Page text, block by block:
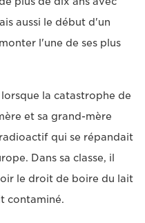
aussi le début d'un
l'une de ses plus
la catastrophe de
et sa grand-mère
qui se répandait
Dans sa classe, il
le droit de boire du lait
contaminé.